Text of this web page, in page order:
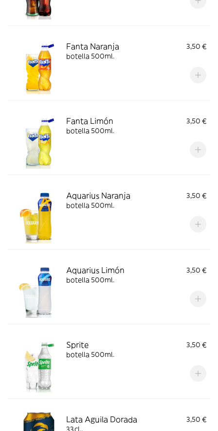
Fanta Naranja
3,50 €
botella 500ml.
Fanta Limón
3,50 €
botella 500ml.
Aquarius Naranja
3,50 €
botella 500ml.
Aquarius Limón
3,50 €
botella 500ml.
Sprite
3,50 €
botella 500ml.
Lata Aguila Dorada
3,50 €
33cl..